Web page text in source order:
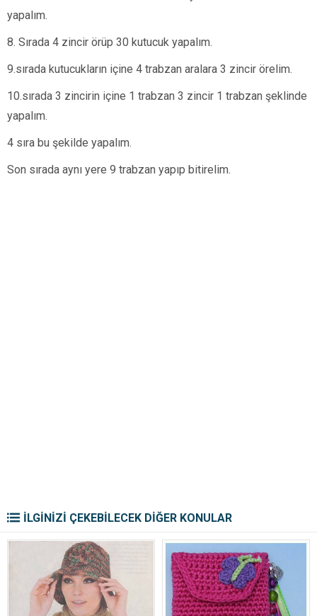
yapalım.
8. Sırada 4 zincir örüp 30 kutucuk yapalım.
9.sırada kutucukların içine 4 trabzan aralara 3 zincir örelim.
10.sırada 3 zincirin içine 1 trabzan 3 zincir 1 trabzan şeklinde
yapalım.
4 sıra bu şekilde yapalım.
Son sırada aynı yere 9 trabzan yapıp bitirelim.
İLGİNİZİ ÇEKEBİLECEK DİĞER KONULAR